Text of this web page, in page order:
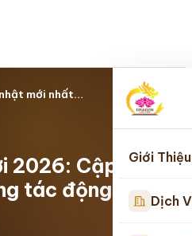
Giới Thiệu
Dịch
mới nhất…
2026: Cập nhật
tác động pháp